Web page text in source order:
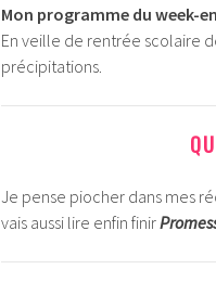
Mon programme du week-
En veille de rentrée scolaire
précipitations.
Je pense piocher dans mes
vais aussi lire enfin finir